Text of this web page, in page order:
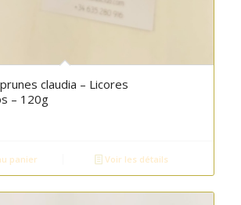
claudia – Licores
– 120g
panier Voir les détails